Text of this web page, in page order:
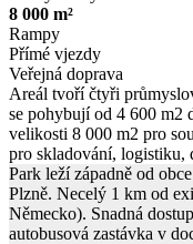
8 000 m²
Rampy
Přímé vjezdy
Veřejná doprava
Areál tvoří čtyři
se pohybují od 4 600 m2
velikosti 8 000 m2 pro
pro skladování, logistiku,
Park leží západně od
Plzně. Necelý 1 km od
Německo). Snadná
autobusová zastávka v